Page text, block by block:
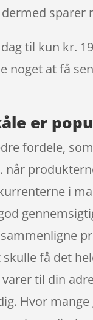
sparer
til kun kr.
noget at få
er
fordele,
i
få det
til din
Hvor